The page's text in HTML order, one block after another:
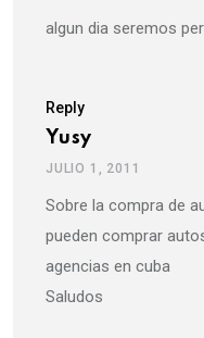
algun dia seremos
Reply
Yusy
JULIO 1, 2011
Sobre la compra de
pueden comprar
agencias en cuba
Saludos